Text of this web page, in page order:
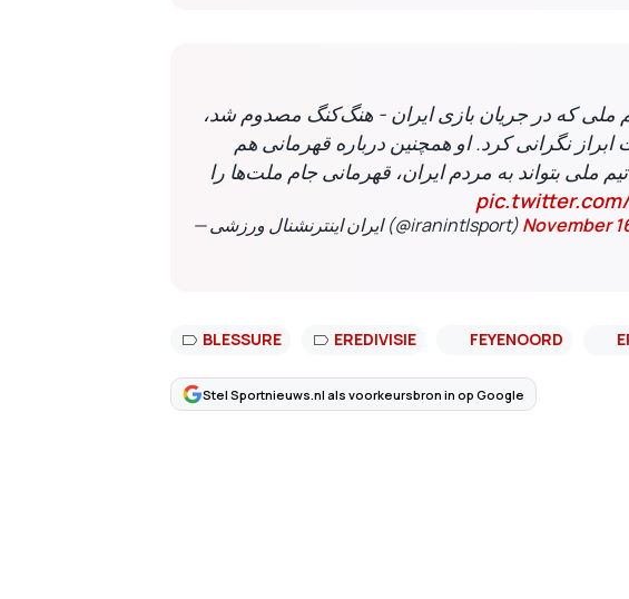
ملی که در جریان بازی ایران - هنگ‌کنگ مصدوم شد،
نگرانی کرد. او همچنین درباره قهرمانی هم
ملی بتواند به مردم ایران، قهرمانی جام ملت‌ها را
pic.twitter.com/
— ایران اینترنشنال ورزشی (@iranintlsport)November
BLESSURE EREDIVISIE FEYENOORD
Stel Sportnieuws.nl als voorkeursbron in op Google